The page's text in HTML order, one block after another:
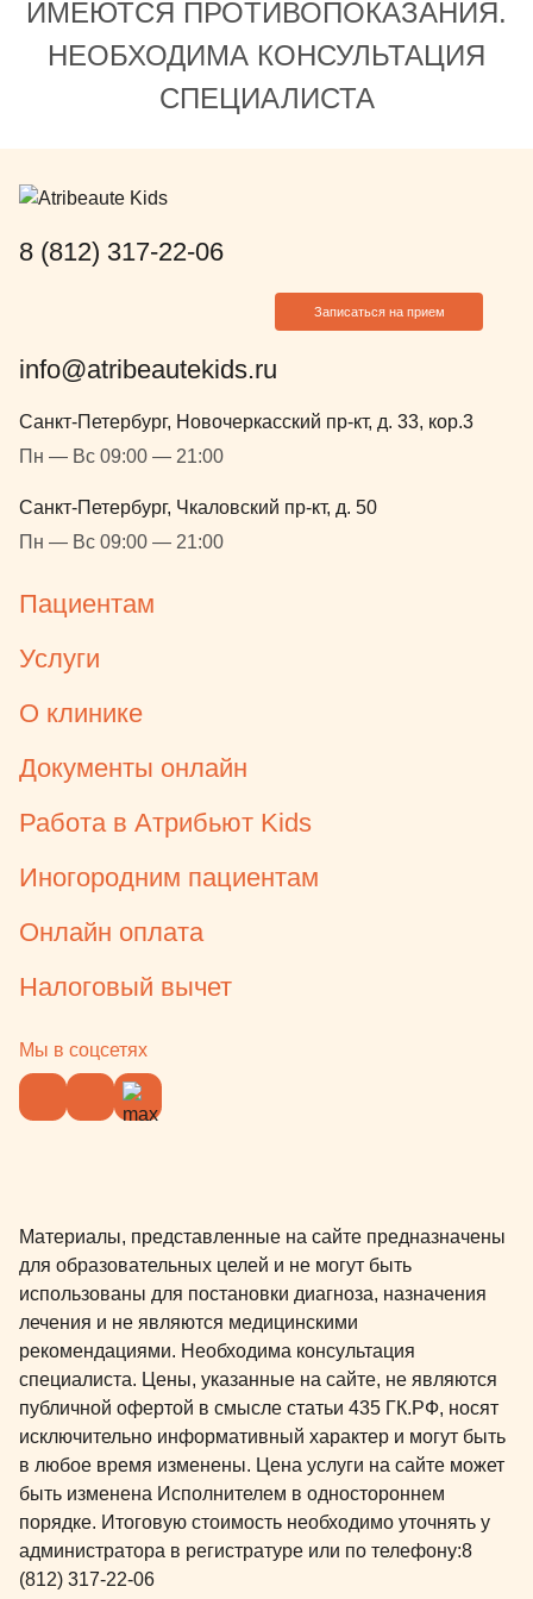
ИМЕЮТСЯ ПРОТИВОПОКАЗАНИЯ.
НЕОБХОДИМА КОНСУЛЬТАЦИЯ
СПЕЦИАЛИСТА
8 (812) 317-22-06
Записаться на прием
info@atribeautekids.ru
Санкт-Петербург, Новочеркасский пр-кт, д. 33, кор.3
Пн — Вс 09:00 — 21:00
Санкт-Петербург, Чкаловский пр-кт, д. 50
Пн — Вс 09:00 — 21:00
Пациентам
Услуги
О клинике
Документы онлайн
Работа в Атрибьют Kids
Иногородним пациентам
Онлайн оплата
Налоговый вычет
Мы в соцсетях
Материалы, представленные на сайте предназначены
для образовательных целей и не могут быть
использованы для постановки диагноза, назначения
лечения и не являются медицинскими
рекомендациями. Необходима консультация
специалиста. Цены, указанные на сайте, не являются
публичной офертой в смысле статьи 435 ГК.РФ, носят
исключительно информативный характер и могут быть
в любое время изменены. Цена услуги на сайте может
быть изменена Исполнителем в одностороннем
порядке. Итоговую стоимость необходимо уточнять у
администратора в регистратуре или по телефону:8
(812) 317-22-06